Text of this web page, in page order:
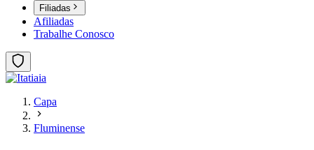
Filiadas
Afiliadas
Trabalhe Conosco
Capa
Fluminense